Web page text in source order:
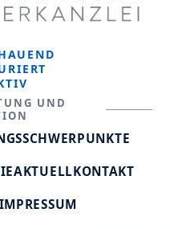
UND
AKTUELLKONTAKT
IMPRESSUM